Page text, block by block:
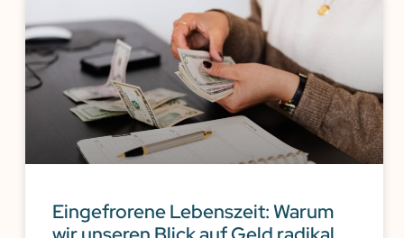
Eingefrorene Lebenszeit: Warum